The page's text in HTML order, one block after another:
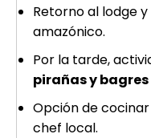
Retorno al lodge
amazónico.
Por la tarde,
pirañas y bagres
Opción de
chef local.